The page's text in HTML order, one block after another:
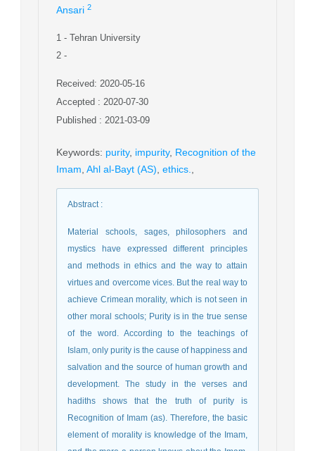
Ansari 2
1 - Tehran University
2 -
Received: 2020-05-16
Accepted : 2020-07-30
Published : 2021-03-09
Keywords: purity, impurity, Recognition of the
Imam Ahl al-Bayt (AS) ethics.
Abstract:
Material schools, sages, philosophers and
mystics have expressed different principles
and methods in ethics and the way to attain
virtues and overcome vices. But the real way to
achieve Crimean morality, which is not seen in
other moral schools; Purity is in the true sense
of the word. According to the teachings of
Islam, only purity is the cause of happiness and
salvation and the source of human growth and
development. The study in the verses and
hadiths shows that the truth of purity is
Recognition of Imam (as). Therefore, the basic
element of morality is knowledge of the Imam,